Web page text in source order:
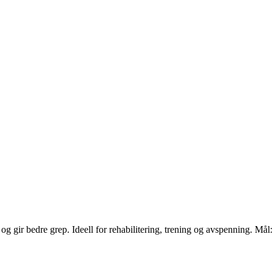
gir bedre grep. Ideell for rehabilitering, trening og avspenning.